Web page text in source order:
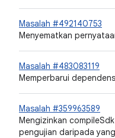
Masalah #492140753
Menyematkan
Masalah #483083119
Memperbarui
Masalah #359963589
Mengizinkan
pengujian daripada